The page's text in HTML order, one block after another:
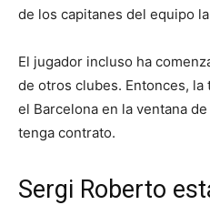
de los capitanes del equipo
El jugador incluso ha
de otros clubes. Entonces,
el Barcelona en la ventana
tenga contrato.
Sergi Roberto